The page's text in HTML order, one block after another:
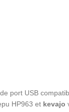
port USB
HP963 et kevajo